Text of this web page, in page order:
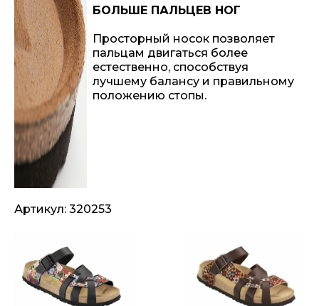
БОЛЬШЕ ПАЛЬЦЕВ НОГ
Просторный носок позволяет
пальцам двигаться более
естественно, способствуя
лучшему балансу и правильному
положению стопы.
Артикул: 320253